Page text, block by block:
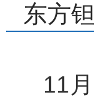
东方
11